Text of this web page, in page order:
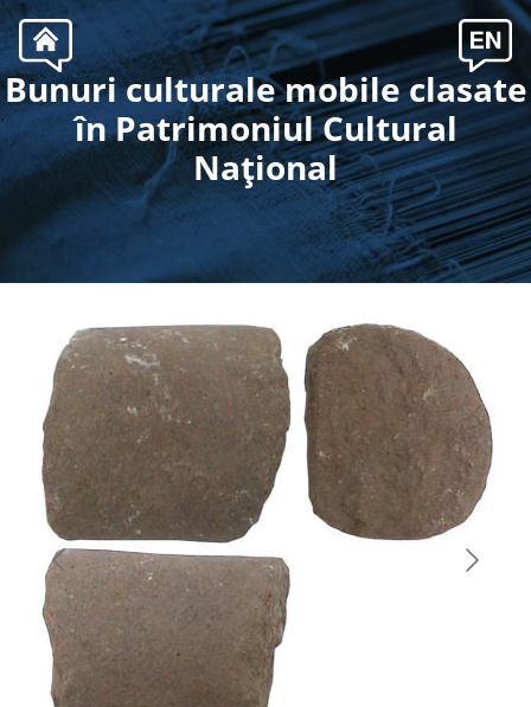
.
Bunuri culturale mobile clasate
în Patrimoniul Cultural
Naţional